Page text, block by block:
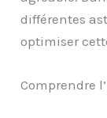
différentes
optimiser
Comprendre